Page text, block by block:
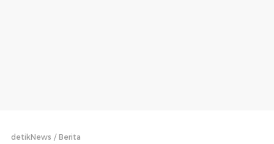
detikNews Berita